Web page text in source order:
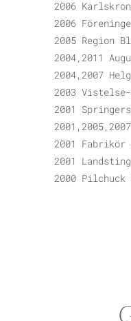
2006
2006
2005 Region
2004,2011
2004,2007
2003
2001
2001
2001
2000 Pilchuck